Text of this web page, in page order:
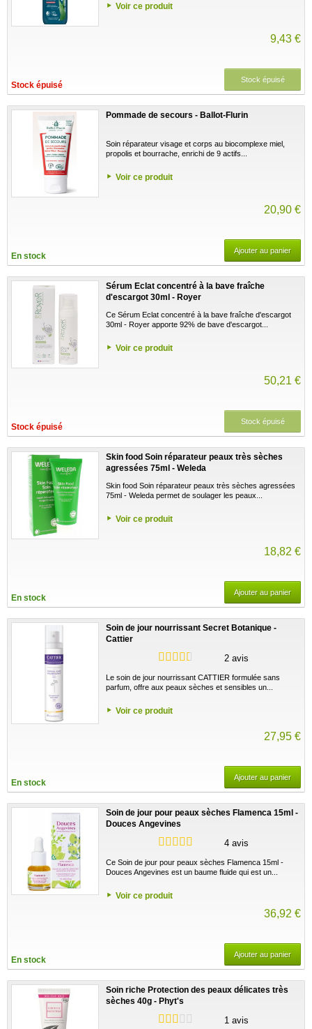
Voir ce produit
9,43 €
Stock épuisé
Stock épuisé
Pommade de secours - Ballot-Flurin
Soin réparateur visage et corps au biocomplexe miel,
propolis et bourrache, enrichi de 9 actifs...
Voir ce produit
20,90 €
En stock
Ajouter au panier
Sérum Eclat concentré à la bave fraîche
d'escargot 30ml - Royer
Ce Sérum Eclat concentré à la bave fraîche d'escargot
30ml - Royer apporte 92% de bave d'escargot...
Voir ce produit
50,21 €
Stock épuisé
Stock épuisé
Skin food Soin réparateur peaux très sèches
agressées 75ml - Weleda
Skin food Soin réparateur peaux très sèches agressées
75ml - Weleda permet de soulager les peaux...
Voir ce produit
18,82 €
En stock
Ajouter au panier
Soin de jour nourrissant Secret Botanique -
Cattier
2 avis
Le soin de jour nourrissant CATTIER formulée sans
parfum, offre aux peaux sèches et sensibles un...
Voir ce produit
27,95 €
En stock
Ajouter au panier
Soin de jour pour peaux sèches Flamenca 15ml -
Douces Angevines
4 avis
Ce Soin de jour pour peaux sèches Flamenca 15ml -
Douces Angevines est un baume fluide qui est un...
Voir ce produit
36,92 €
En stock
Ajouter au panier
Soin riche Protection des peaux délicates très
sèches 40g - Phyt's
1 avis